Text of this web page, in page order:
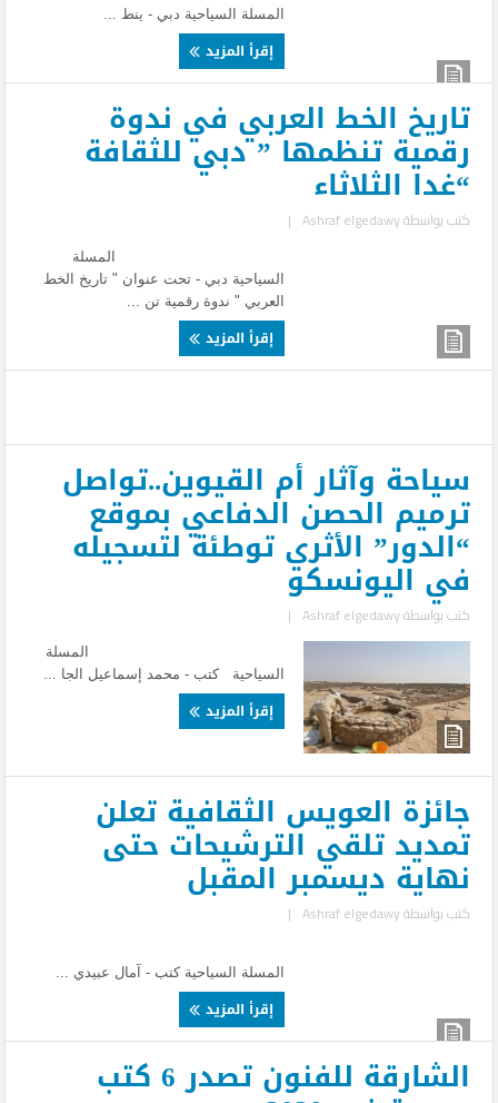
المسلة السياحية دبي - ينط ...
إقرأ المزيد
تاريخ الخط العربي في ندوة
رقمية تنظمها ” دبي للثقافة
“غدا الثلاثاء
كتب بواسطةAshraf elgedawy
|
المسلة
السياحية دبي - تحت عنوان " تاريخ الخط
العربي " ندوة رقمية تن ...
إقرأ المزيد
سياحة وآثار أم القيوين..تواصل
ترميم الحصن الدفاعي بموقع
“الدور” الأثري توطئة لتسجيله
في اليونسكو
كتب بواسطةAshraf elgedawy
|
المسلة
السياحية كتب - محمد إسماعيل الجا ...
إقرأ المزيد
جائزة العويس الثقافية تعلن
تمديد تلقي الترشيحات حتى
نهاية ديسمبر المقبل
كتب بواسطةAshraf elgedawy
|
المسلة السياحية كتب - آمال عبيدي ...
إقرأ المزيد
الشارقة للفنون تصدر 6 كتب